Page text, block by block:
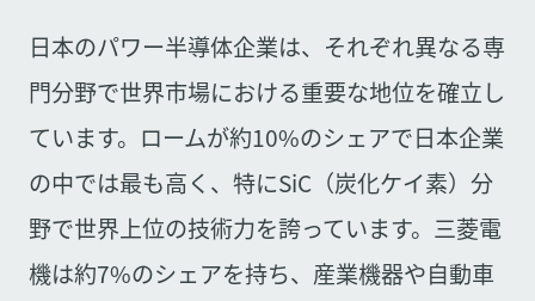
日本のパワー半導体企業は、それぞれ異なる専
門分野で世界市場における重要な地位を確立し
ています。ロームが約10%のシェアで日本企業
の中では最も高く、特にSiC（炭化ケイ素）分
野で世界上位の技術力を誇っています。三菱電
機は約7%のシェアを持ち、産業機器や自動車